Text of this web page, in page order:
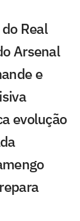
Real
Arsenal
e
evolução